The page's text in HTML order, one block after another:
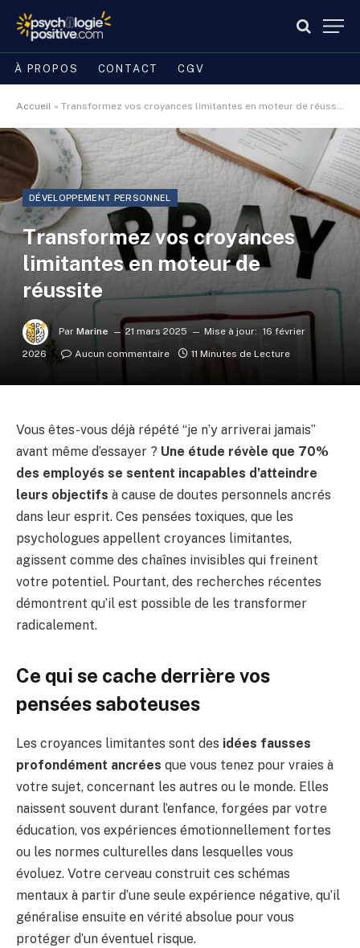
À PROPOS CONTACT CGV
Accueil » Transformez vos croyances limitantes en moteur de réussite
DÉVELOPPEMENT PERSONNEL
Transformez vos croyances
limitantes en moteur de
réussite
Par Marine 21 mars 2025 Mise à jour: 16 février
2026
Aucun commentaire 11 Minutes de Lecture
Vous êtes-vous déjà répété “je n’y arriverai jamais”
avant même d’essayer ? Une étude révèle que 70%
des employés se sentent incapables d’atteindre
leurs objectifs à cause de doutes personnels ancrés
dans leur esprit. Ces pensées toxiques, que les
psychologues appellent croyances limitantes,
agissent comme des chaînes invisibles qui freinent
votre potentiel. Pourtant, des recherches récentes
démontrent qu’il est possible de les transformer
radicalement.
Ce qui se cache derrière vos
pensées saboteuses
Les croyances limitantes sont des idées fausses
profondément ancrées que vous tenez pour vraies à
votre sujet, concernant les autres ou le monde. Elles
naissent souvent durant l’enfance, forgées par votre
éducation, vos expériences émotionnellement fortes
ou les normes culturelles dans lesquelles vous
évoluez. Votre cerveau construit ces schémas
mentaux à partir d’une seule expérience négative, qu’il
généralise ensuite en vérité absolue pour vous
protéger d’un éventuel risque.